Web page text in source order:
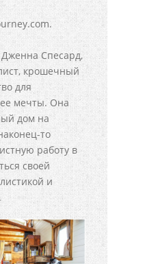
Спесард,
крошечный
для
мечты. Она
дом на
то
работу в
своей
и